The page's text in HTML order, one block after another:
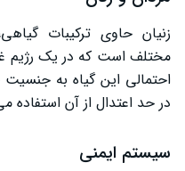
زنیان حاوی ترکیبات
مختلف است که در یک رژیم
احتمالی این گیاه به
در حد اعتدال از آن استفاده
سیستم ایمنی